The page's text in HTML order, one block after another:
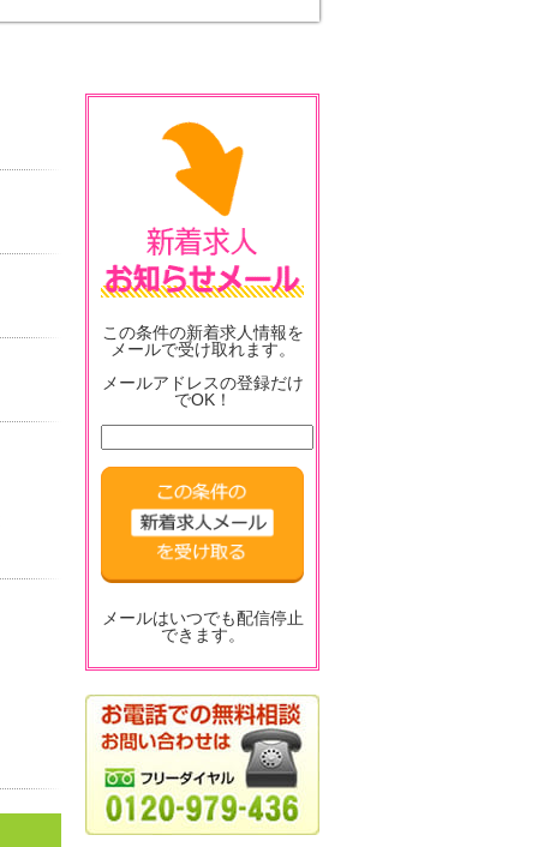
この条件の新着求人情報を
メールで受け取れます。
メールアドレスの登録だけ
でOK！
メールはいつでも配信停止
できます。